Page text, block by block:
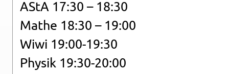
AStA 17:30 – 18:30
Mathe 18:30 – 19:00
Wiwi 19:00-19:30
Phy­sik 19:30-20:00